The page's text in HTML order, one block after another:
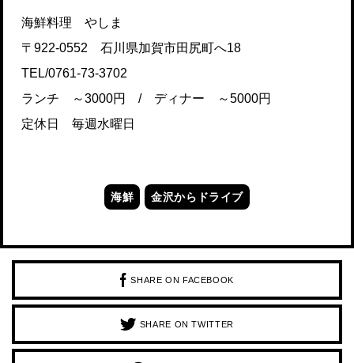
海鮮料理 やしま
〒922-0552 石川県加賀市田尻町へ18
TEL/0761-73-3702
ランチ ～3000円 / ディナー ～5000円
定休日 毎週水曜日
海鮮 金沢からドライブ
SHARE ON FACEBOOK
SHARE ON TWITTER